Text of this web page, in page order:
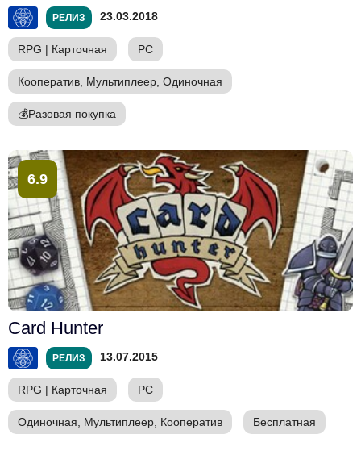
РЕЛИЗ 23.03.2018
RPG | Карточная PC
Кооператив, Мультиплеер, Одиночная
💰Разовая покупка
6.9
Card Hunter
РЕЛИЗ 13.07.2015
RPG | Карточная PC
Одиночная, Мультиплеер, Кооператив Бесплатная